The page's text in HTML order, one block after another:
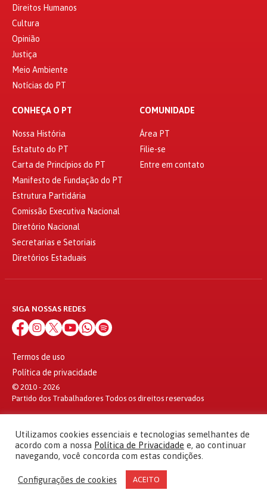
Direitos Humanos
Cultura
Opinião
Justiça
Meio Ambiente
Notícias do PT
CONHEÇA O PT
Nossa História
Estatuto do PT
Carta de Princípios do PT
Manifesto de Fundação do PT
Estrutura Partidária
Comissão Executiva Nacional
Diretório Nacional
Secretarias e Setoriais
Diretórios Estaduais
COMUNIDADE
Área PT
Filie-se
Entre em contato
SIGA NOSSAS REDES
Termos de uso
Política de privacidade
© 2010 - 2026
Partido dos Trabalhadores Todos os direitos reservados
Utilizamos cookies essenciais e tecnologias semelhantes de
acordo com a nossa Política de Privacidade e, ao continuar
navegando, você concorda com estas condições.
Configurações de cookies ACEITO